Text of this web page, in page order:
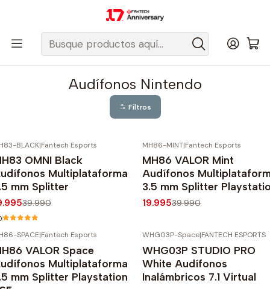
Despacho gratis a todo Chile sobre $50.000 pesos.
Accesorios
Accesorios Consolas/Plataformas
Nintendo Audífonos Nintendo
Audífonos Nintendo
Filtros
OFF
BLACK|Fantech Esports
OMNI Black
Multiplataforma
mm Splitter
39.990
-50% OFF
MH86-MINT|Fantech Esports
MH86 VALOR Mint
Audífonos
3.5 mm Splitter
19.99539.990
SPACE|Fantech Esports
VALOR Space
Multiplataforma
mm Splitter Playstation
WHG03P-Space|FANTECH ESPORTS
WHG03P STUDIO PRO
White Audífonos
Inalámbricos 7.1 Virtual